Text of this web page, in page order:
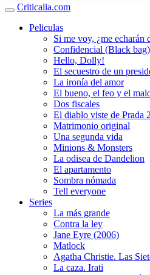
Criticalia.com
Peliculas
Si me voy, ¿me echarán
Confidencial (Black bag)
Hello, Dolly!
El secuestro de un
La ironía del amor
El bueno, el feo y el
Dos fiscales
El diablo viste de Prada 2
Matrimonio original
Una segunda vida
Minions & Monsters
La odisea de Dandelion
El apartamento
Sombra nómada
Tell everyone
Series
La más grande
Contra la ley
Jane Eyre (2006)
Matlock
Agatha Christie. Las
La caza. Irati